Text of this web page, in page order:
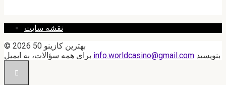
نقشه سایت
© 2026 50 بهترین کازینو
info.worldcasino@gmail.com بنویسید